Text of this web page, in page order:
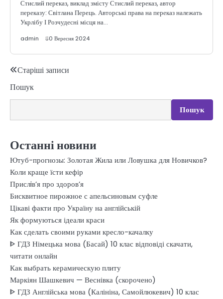
Стислий переказ, виклад змісту Стислий переказ, автор
переказу: Світлана Перець. Авторські права на переказ належать
Укрлібу І Розчудесні місця на…
admin 30 Вересня 2024
Навігація
за
Старіші записи
Пошук
Пошук
Останні новини
Ютуб-прогнозы: Золотая Жила или Ловушка для Новичков?
Коли краще їсти кефір
Прислiв’я про здоров’я
Бисквитное пирожное с апельсиновым суфле
Цікаві факти про Україну на англійській
Як формуються ідеали краси
Как сделать своими руками кресло-качалку
ᐈ ГДЗ Німецька мова (Басай) 10 клас відповіді скачати,
читати онлайн
Как выбрать керамическую плиту
Маркіян Шашкевич — Веснівка (скорочено)
ᐈ ГДЗ Англійська мова (Калініна, Самойлюкевич) 10 клас